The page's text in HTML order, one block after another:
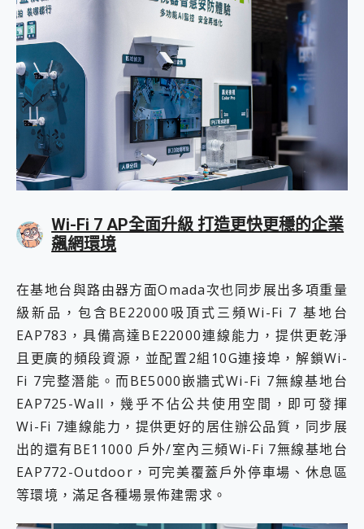
Wi-Fi 7 AP全面升級 打造更快更穩的企業
飆網環境
在基地台與路由器方面Omada次也同步展出多項重量
級新品，包含BE22000吸頂式三頻Wi-Fi 7 基地台
EAP783，具備高達BE22000連線能力，提供更乾淨
且更廣的頻段資源，並配置2組10G連接埠，解鎖Wi-
Fi 7完整潛能。而BE5000嵌牆式Wi-Fi 7無線基地台
EAP725-Wall，幾乎不佔公共使用空間，即可發揮
Wi-Fi 7連線能力，提供更好的居住辦公品質，同步展
出的還有BE11000 戶外/室內三頻Wi-Fi 7無線基地台
EAP772-Outdoor，可完美覆蓋戶外停車場、休息區
等環境，滿足各種場景佈建需求。